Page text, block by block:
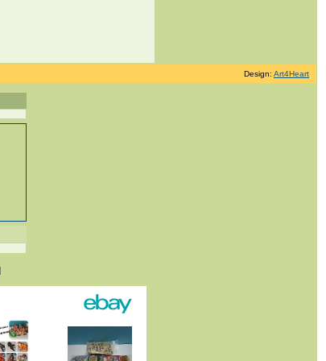
Design: Art4Heart